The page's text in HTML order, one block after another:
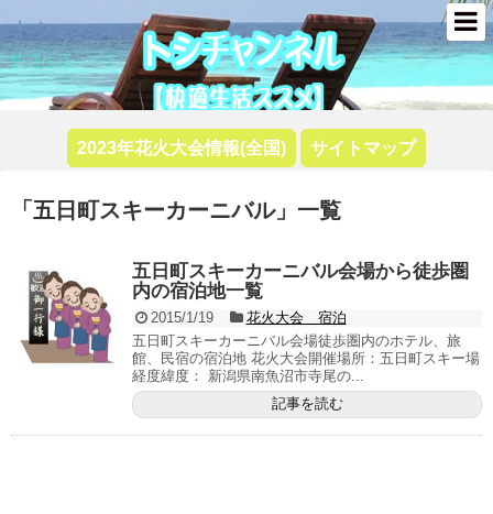
トシ
快適生活
2023年花火大会情報(全国) サイトマップ
「 五日町スキーカーニバル」 一覧
五日町スキーカーニバル会場から徒歩圏
内の宿泊地一覧
2015/1/19
花火大会 宿泊
五日町スキーカーニバル会場徒歩圏内のホテル、旅
館、民宿の宿泊地 花火大会開催場所：五日町スキー場
経度緯度： 新潟県南魚沼市寺尾の...
記事を読む